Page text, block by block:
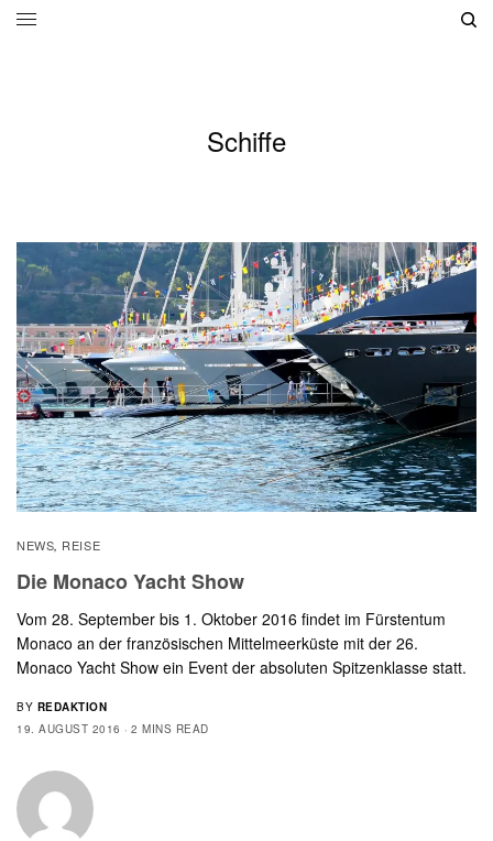
Schiffe
NEWS, REISE
Die Monaco Yacht Show
Vom 28. September bis 1. Oktober 2016 findet im Fürstentum
Monaco an der französischen Mittelmeerküste mit der 26.
Monaco Yacht Show ein Event der absoluten Spitzenklasse statt.
BY REDAKTION
19. AUGUST 2016
2 MINS READ